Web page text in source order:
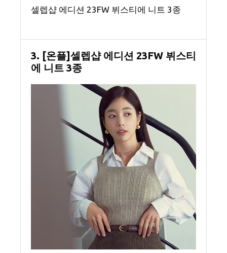
셀렙샵 에디션 23FW 뷔스티에 니트 3종
3. [온플]셀렙샵 에디션 23FW 뷔스티
에 니트 3종